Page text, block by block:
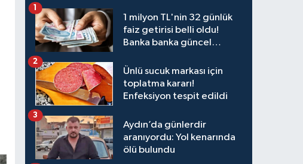
1 milyon TL'nin 32 günlük
faiz getirisi belli oldu!
Banka banka güncel
1
Ünlü sucuk markası için
toplatma kararı!
Enfeksiyon tespit edildi
2
Aydın’da günlerdir
aranıyordu: Yol kenarında
ölü bulundu
3